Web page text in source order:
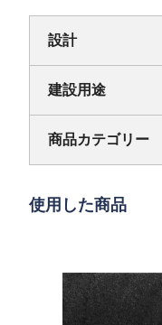
設計
建設用途
商品カテゴリー
使用した商品